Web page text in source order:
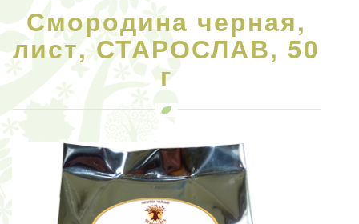
Смородина черная,
лист, СТАРОСЛАВ, 50
г